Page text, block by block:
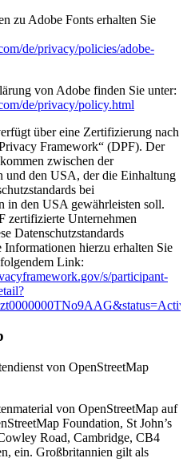
zu Adobe Fonts erhalten Sie
de/privacy/policies/adobe-
von Adobe finden Sie unter:
de/privacy/policy.html
über eine Zertifizierung nach
Framework“ (DPF). Der
zwischen der
und den USA, der die Einhaltung
bei
in den USA gewährleisten soll.
zertifizierte Unternehmen
Datenschutzstandards
Informationen hierzu erhalten Sie
Link:
s/participant-
von OpenStreetMap
von OpenStreetMap auf
Foundation, St John’s
Road, Cambridge, CB4
ein. Großbritannien gilt als